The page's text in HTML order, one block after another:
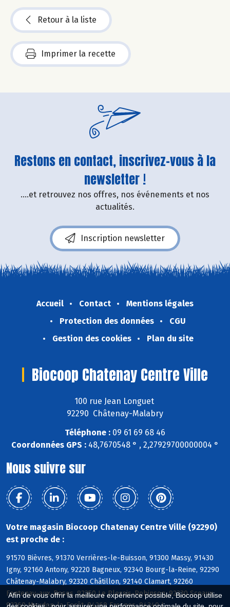
Afin de vous offrir la meilleure expérience possible, Biocoop utilise
Retour à la liste
Imprimer la recette
Restons en contact, inscrivez-vous à la
newsletter !
....et retrouvez nos offres, nos événements et nos
actualités.
Inscription newsletter
Accueil Contact
Mentions légales
Protection des données
CGU
Gestion des cookies
Plan du site
Biocoop Chatenay Centre Ville
100 rue Jean Longuet
92290 Châtenay-Malabry
Téléphone : 09 61 69 68 46
Coordonnées GPS : 48,7670548 ° , 2,27929700000004 °
Nous suivre sur
Votre magasin Biocoop Chatenay Centre Ville (92290)
est proche de :
91570 Bièvres, 91370 Verrières-le-Buisson, 91300 Massy, 91430
Igny, 92160 Antony, 92220 Bagneux, 92340 Bourg-la-Reine, 92290
Châtenay-Malabry, 92320 Châtillon, 92140 Clamart, 92260
Fontenay-aux-Roses, 92350 Le Plessis-Robinson, 92330 Sceaux,